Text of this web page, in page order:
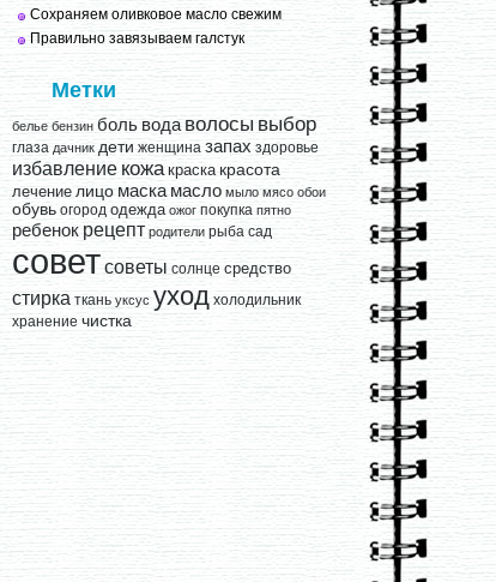
Сохраняем оливковое масло свежим
Правильно завязываем галстук
Метки
белье бензин боль вода волосы выбор
глаза дачник дети женщина запах здоровье
избавление кожа краска красота
лечение лицо маска масло мыло мясо обои
обувь огород одежда ожог покупка пятно
ребенок рецепт родители рыба сад
советсоветы солнце средство
стирка ткань уксус уход холодильник
хранение чистка